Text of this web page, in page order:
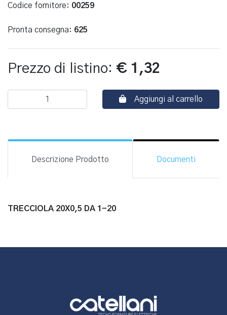
Codice fornitore: 00259
Pronta consegna: 625
Prezzo di listino: € 1,32
Aggiungi al carrello
Descrizione Prodotto Documenti
TRECCIOLA 20X0,5 DA 1-20